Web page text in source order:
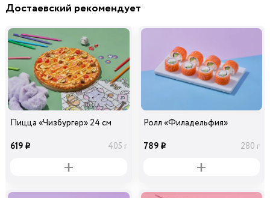
39i 15 гр 39i
Ананасы
консервированные
39i 40 гр
Огурцы
маринованные
29i
Лук Красный
29i 20 гр
Сыр Дор-Блю
красный
Достаевский рекомендует
Пицца «Чизбургер» 24 см
619 i 405 г
Ролл «Филадельфия»
789 i 280 г